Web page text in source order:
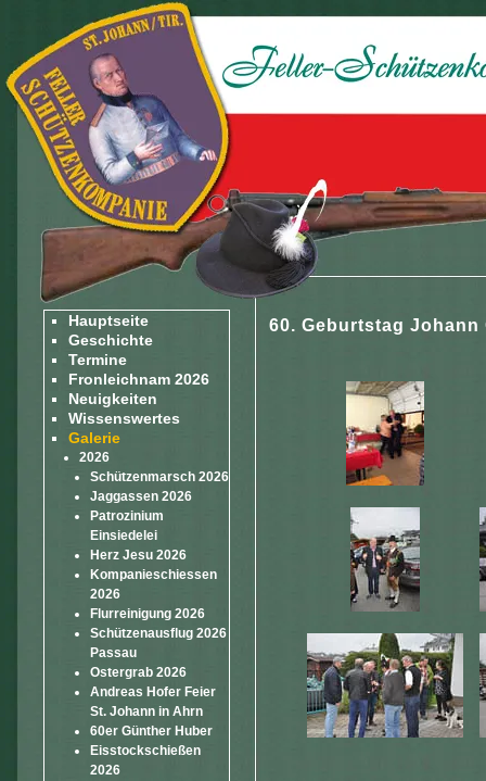
Hauptseite
Geschichte
Termine
Fronleichnam 2026
Neuigkeiten
Wissenswertes
Galerie
2026
Schützenmarsch 2026
Jaggassen 2026
Patrozinium
Einsiedelei
Herz Jesu 2026
Kompanieschiessen
2026
Flurreinigung 2026
Schützenausflug 2026
Passau
Ostergrab 2026
Andreas Hofer Feier
St. Johann in Ahrn
60er Günther Huber
Eisstockschießen
2026
60. Geburtstag Johann